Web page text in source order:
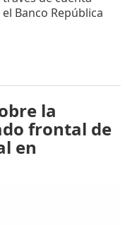
Banco República
la
frontal de
en